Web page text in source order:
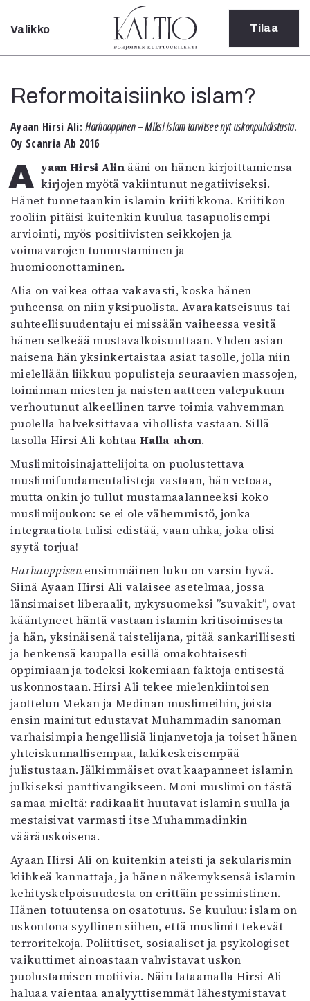
Sulje
Verkkoartikkeli
Tanssi
Sarjakuva
Sámegillii
Pääkirjoitus
Paperilehdestä
Oulu2026
Näyttelyt
Kuvataide
Kirjat
In English
Esitystaide
Arkisto
Lehdet
4/2026
2–3/2026
1/2026
6/2025
5/2025 saame
5/2025
Lehtiarkisto
Tilaus ja irtonumerot
Yhteistyössä
Toimitus
Mediatiedot
Kaltio ry
Valikko Tilaa
Reformoitaisiinko islam?
Ayaan Hirsi Ali:Harhaoppinen – Miksi islam tarvitsee nyt uskonpuhdistusta.
Oy Scanria Ab 2016
Ayaan Hirsi Alin ääni on hänen kirjoittamiensa
kirjojen myötä vakiintunut negatiiviseksi.
Hänet tunnetaankin islamin kriitikkona. Kriitikon
rooliin pitäisi kuitenkin kuulua tasapuolisempi
arviointi, myös positiivisten seikkojen ja
voimavarojen tunnustaminen ja
huomioonottaminen.
Alia on vaikea ottaa vakavasti, koska hänen
puheensa on niin yksipuolista. Avarakatseisuus tai
suhteellisuudentaju ei missään vaiheessa vesitä
hänen selkeää mustavalkoisuuttaan. Yhden asian
naisena hän yksinkertaistaa asiat tasolle, jolla niin
mielellään liikkuu populisteja seuraavien massojen,
toiminnan miesten ja naisten aatteen valepukuun
verhoutunut alkeellinen tarve toimia vahvemman
puolella halveksittavaa vihollista vastaan. Sillä
tasolla Hirsi Ali kohtaaHalla-ahon.
Muslimitoisinajattelijoita on puolustettava
muslimifundamentalisteja vastaan, hän vetoaa,
mutta onkin jo tullut mustamaalanneeksi koko
muslimijoukon: se ei ole vähemmistö, jonka
integraatiota tulisi edistää, vaan uhka, joka olisi
syytä torjua!
Harhaoppisenensimmäinen luku on varsin hyvä.
Siinä Ayaan Hirsi Ali valaisee asetelmaa, jossa
länsimaiset liberaalit, nykysuomeksi ”suvakit”, ovat
kääntyneet häntä vastaan islamin kritisoimisesta –
ja hän, yksinäisenä taistelijana, pitää sankarillisesti
ja henkensä kaupalla esillä omakohtaisesti
oppimiaan ja todeksi kokemiaan faktoja entisestä
uskonnostaan. Hirsi Ali tekee mielenkiintoisen
jaottelun Mekan ja Medinan muslimeihin, joista
ensin mainitut edustavat Muhammadin sanoman
varhaisimpia hengellisiä linjanvetoja ja toiset hänen
yhteiskunnallisempaa, lakikeskeisempää
julistustaan. Jälkimmäiset ovat kaapanneet islamin
julkiseksi panttivangikseen. Moni muslimi on tästä
samaa mieltä: radikaalit huutavat islamin suulla ja
mestaisivat varmasti itse Muhammadinkin
vääräuskoisena.
Ayaan Hirsi Ali on kuitenkin ateisti ja sekularismin
kiihkeä kannattaja, ja hänen näkemyksensä islamin
kehityskelpoisuudesta on erittäin pessimistinen.
Hänen totuutensa on osatotuus. Se kuuluu: islam on
uskontona syyllinen siihen, että muslimit tekevät
terroritekoja. Poliittiset, sosiaaliset ja psykologiset
vaikuttimet ainoastaan vahvistavat uskon
puolustamisen motiivia. Näin lataamalla Hirsi Ali
haluaa vaientaa analyyttisemmät lähestymistavat